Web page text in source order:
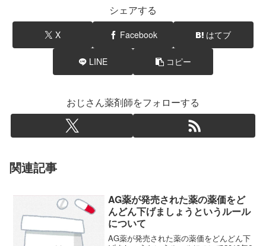
シェアする
X Facebook はてブ
LINE コピー
おじさん薬剤師をフォローする
関連記事
AG薬が発売された薬の薬価をど
んどん下げましょうというルール
について
AG薬が発売された薬の薬価をどんどん下